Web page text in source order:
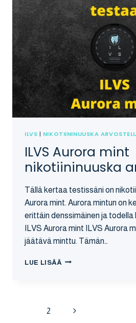
ILVS | NIKOTIININUUSKA
ILVS Aurora mint
nikotiininuuska
Tällä kertaa testissäni on
Aurora mint. Aurora mintun on
erittäin denssimäinen ja
ILVS Aurora mint ILVS Aurora
jäätävä minttu. Tämän…
LUE LISÄÄ ILVS
Sivunavigointi
2 Seuraava